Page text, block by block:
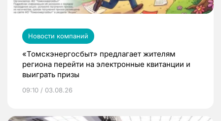
Новости компаний
«Томскэнергосбыт» предлагает жителям
региона перейти на электронные квитанции и
выиграть призы
09:10 / 03.08.26